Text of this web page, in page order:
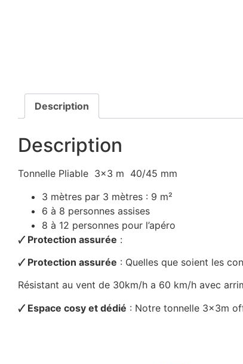
Description
Description
Tonnelle Pliable 3×3 m 40/45 mm
3 mètres par 3 mètres : 9 m²
6 à 8 personnes assises
8 à 12 personnes pour l’apéro
🗸 Protection assurée :
🗸 Protection assurée : Quelles que soient les
Résistant au vent de 30km/h a 60 km/h avec
🗸 Espace cosy et dédié : Notre tonnelle 3x3m